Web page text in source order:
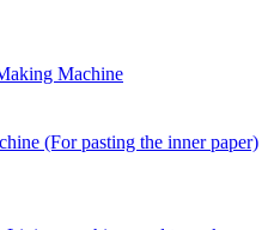
Machine
(For pasting the inner paper)